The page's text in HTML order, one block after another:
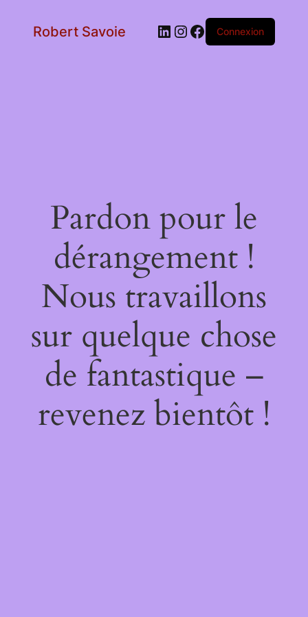
Robert Savoie LinkedIn
Instagram
Facebook
Connexion
Pardon pour le
dérangement !
Nous travaillons
sur quelque chose
de fantastique –
revenez bientôt !